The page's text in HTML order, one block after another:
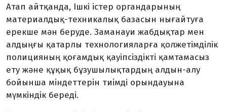
Атап айтқанда, Ішкі істер органдарының
материалдық-техникалық базасын нығайтуға
ерекше мән беруде. Заманауи жабдықтар мен
алдыңғы қатарлы технологияларға қолжетімділік
полицияның қоғамдық қауіпсіздікті қамтамасыз
ету және құқық бұзушылықтардың алдын-алу
бойынша міндеттерін тиімді орындауына
мүмкіндік береді.